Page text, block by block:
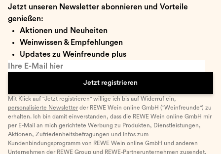
Jetzt unseren Newsletter abonnieren und Vorteile
genießen:
Aktionen und Neuheiten
Weinwissen & Empfehlungen
Updates zu Weinfreunde plus
Ihre E-Mail hier
Jetzt registrieren
Mit Klick auf "Jetzt registrieren" willige ich bis auf Widerruf ein,
personalisierte Newsletter der REWE Wein online GmbH ("Weinfreunde") zu
erhalten. Ich bin damit einverstanden, dass die REWE Wein online GmbH mir
per E-Mail an mich gerichtete Werbung zu Produkten, Dienstleistungen,
Aktionen, Zufriedenheitsbefragungen und Infos zum
Kundenbindungsprogramm von REWE Wein online GmbH und anderen
Unternehmen der REWE Group und REWE-Partnerunternehmen zusendet.